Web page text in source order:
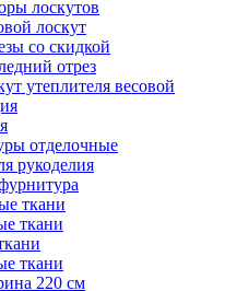
лоскутов
лоскут
со скидкой
отрез
утеплителя весовой
отделочные
рукоделия
ткани
ткани
ткани
220 см